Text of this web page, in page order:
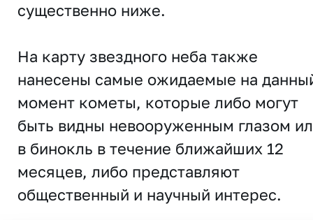
существенно ниже.
На карту звездного неба также
нанесены самые ожидаемые на
момент кометы, которые либо могут
быть видны невооруженным глазом
в бинокль в течение ближайших 12
месяцев, либо представляют
общественный и научный интерес.